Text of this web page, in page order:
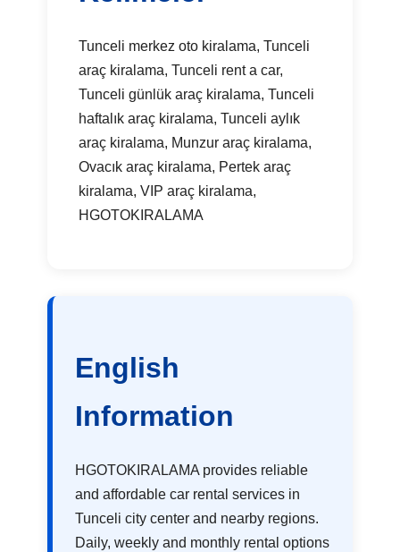
Tunceli merkez oto kiralama, Tunceli
araç kiralama, Tunceli rent a car,
Tunceli günlük araç kiralama, Tunceli
haftalık araç kiralama, Tunceli aylık
araç kiralama, Munzur araç kiralama,
Ovacık araç kiralama, Pertek araç
kiralama, VIP araç kiralama,
HGOTOKIRALAMA
English
Information
HGOTOKIRALAMA provides reliable
and affordable car rental services in
Tunceli city center and nearby regions.
Daily, weekly and monthly rental options